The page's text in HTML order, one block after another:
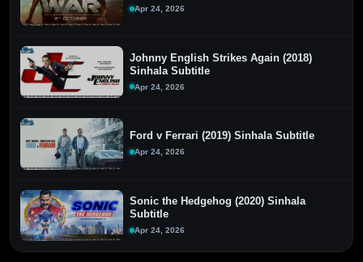
Apr 24, 2026
Johnny English Strikes Again (2018)
Sinhala Subtitle
Apr 24, 2026
Ford v Ferrari (2019) Sinhala Subtitle
Apr 24, 2026
Sonic the Hedgehog (2020) Sinhala
Subtitle
Apr 24, 2026